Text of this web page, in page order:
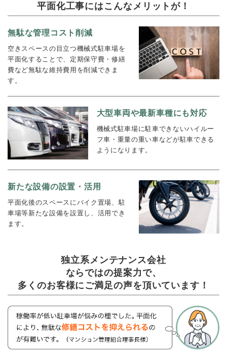
平面化工事にはこんなメリットが！
無駄な管理コスト削減
空きスペースの目立つ機械式駐車場を
平面化することで、定期保守費・修繕
費など無駄な維持費用を削減できま
す。
大型車両や最新車種にも対応
機械式駐車場に駐車できないハイルー
フ車・重量の重い車などが駐車できる
ようになります。
新たな設備の設置・活用
平面化後のスペースにバイク置場、駐
車場等新たな設備を設置し、活用でき
ます。
独立系メンテナンス会社
ならではの提案力で、
多くのお客様にご満足の声を頂いています！